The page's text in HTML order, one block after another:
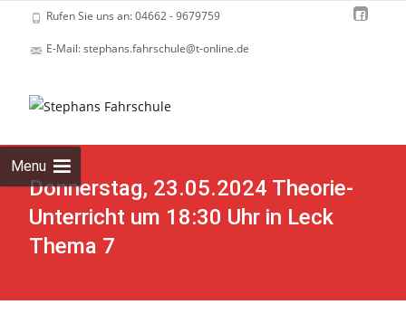
Rufen Sie uns an: 04662 - 9679759
E-Mail: stephans.fahrschule@t-online.de
Menu
Donnerstag, 23.05.2024 Theorie-
Unterricht um 18:30 Uhr in Leck
Thema 7